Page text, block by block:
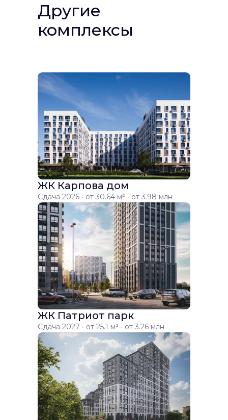
Другие
комплексы
ЖК Карпова дом
Сдача 2026 ∙ от 30.64 м² ∙ от 3.98 млн
ЖК Патриот парк
Сдача 2027 ∙ от 25.1 м² ∙ от 3.26 млн